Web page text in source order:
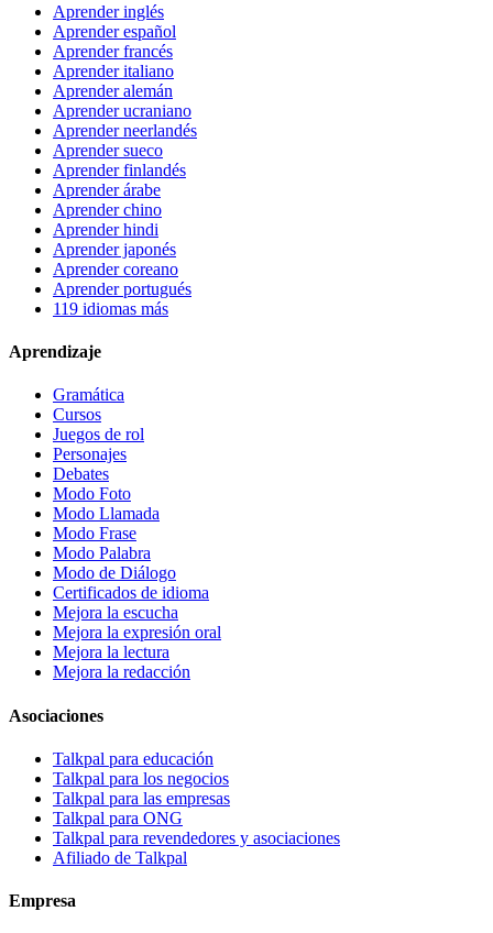
Aprender inglés
Aprender español
Aprender francés
Aprender italiano
Aprender alemán
Aprender ucraniano
Aprender neerlandés
Aprender sueco
Aprender finlandés
Aprender árabe
Aprender chino
Aprender hindi
Aprender japonés
Aprender coreano
Aprender portugués
119 idiomas más
Aprendizaje
Gramática
Cursos
Juegos de rol
Personajes
Debates
Modo Foto
Modo Llamada
Modo Frase
Modo Palabra
Modo de Diálogo
Certificados de idioma
Mejora la escucha
Mejora la expresión oral
Mejora la lectura
Mejora la redacción
Asociaciones
Talkpal para educación
Talkpal para los negocios
Talkpal para las empresas
Talkpal para ONG
Talkpal para revendedores y asociaciones
Afiliado de Talkpal
Empresa